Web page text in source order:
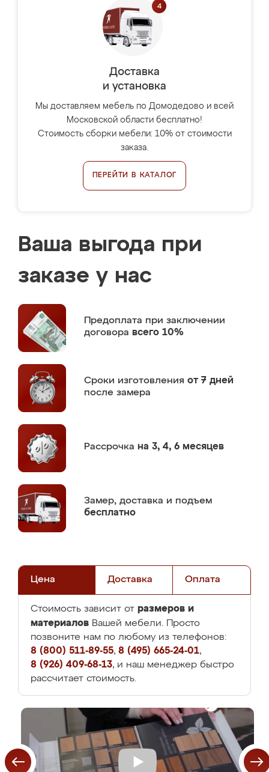
Доставка
и установка
Мы доставляем мебель по Домодедово и всей
Московской области бесплатно!
Стоимость сборки мебели: 10% от стоимости
заказа.
ПЕРЕЙТИ В КАТАЛОГ
Ваша выгода при
заказе у нас
Предоплата при заключении
договора всего 10%
Сроки изготовления от 7 дней
после замера
Рассрочка на 3, 4, 6 месяцев
Замер, доставка и подъем
бесплатно
Цена Доставка Оплата
Стоимость зависит от размеров и
материалов Вашей мебели. Просто
позвоните нам по любому из телефонов:
8 (800) 511-89-55, 8 (495) 665-24-01,
8 (926) 409-68-13, и наш менеджер быстро
рассчитает стоимость.